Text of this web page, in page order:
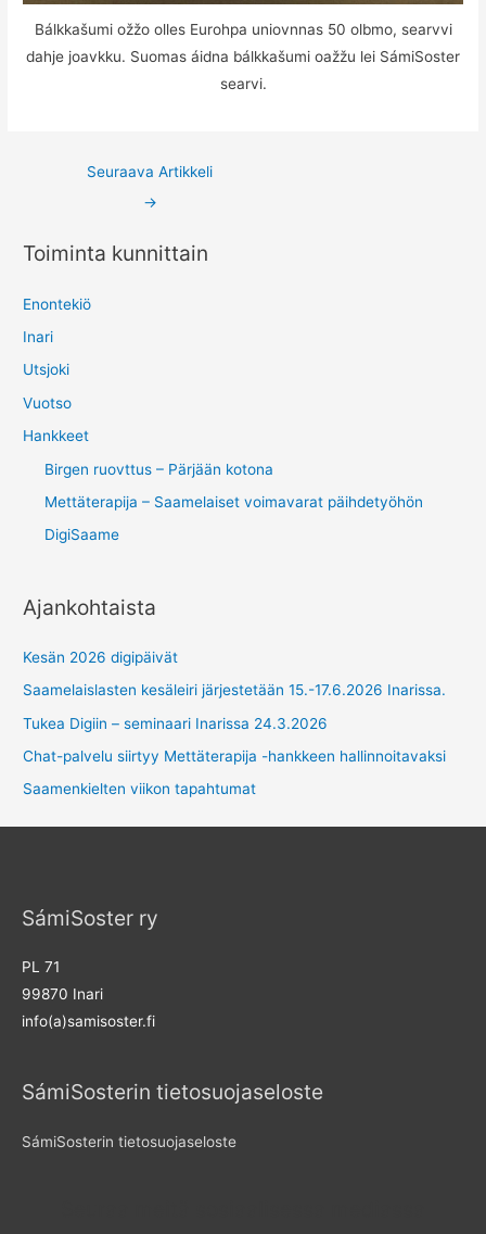
Bálkkašumi ožžo olles Eurohpa uniovnnas 50 olbmo, searvvi
dahje joavkku. Suomas áidna bálkkašumi oažžu lei SámiSoster
searvi.
Seuraava Artikkeli
→
Toiminta kunnittain
Enontekiö
Inari
Utsjoki
Vuotso
Hankkeet
Birgen ruovttus – Pärjään kotona
Mettäterapija – Saamelaiset voimavarat päihdetyöhön
DigiSaame
Ajankohtaista
Kesän 2026 digipäivät
Saamelaislasten kesäleiri järjestetään 15.-17.6.2026 Inarissa.
Tukea Digiin – seminaari Inarissa 24.3.2026
Chat-palvelu siirtyy Mettäterapija -hankkeen hallinnoitavaksi
Saamenkielten viikon tapahtumat
SámiSoster ry
PL 71
99870 Inari
info(a)samisoster.fi
SámiSosterin tietosuojaseloste
SámiSosterin tietosuojaseloste